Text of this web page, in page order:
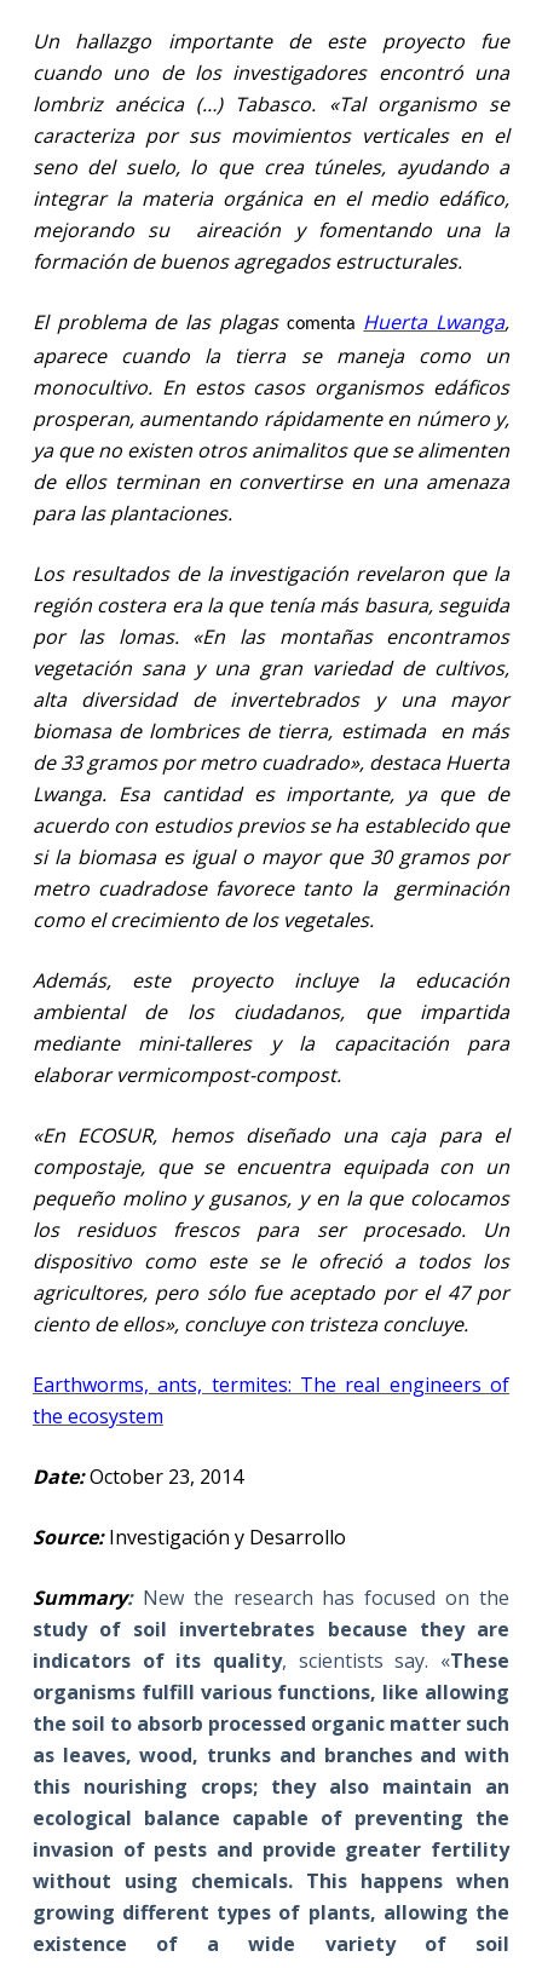
Un hallazgo importante de este proyecto fue
cuando uno de los investigadores encontró una
lombriz anécica (…) Tabasco. «Tal organismo se
caracteriza por sus movimientos verticales en el
seno del suelo, lo que crea túneles, ayudando a
integrar la materia orgánica en el medio edáfico,
mejorando su
aireación y fomentando una la
formación de buenos agregados estructurales.
El problema de las plagascomenta Huerta Lwanga,
aparece cuando la tierra se maneja como un
monocultivo. En estos casos organismos edáficos
prosperan, aumentando rápidamente en número y,
ya que no existen otros animalitos que se alimenten
de ellos terminan en convertirse en una amenaza
para las plantaciones.
Los resultados de la investigación revelaron que la
región costera era la que tenía más basura, seguida
por las lomas. «En las montañas encontramos
vegetación sana y una gran variedad de cultivos,
alta diversidad de invertebrados y una mayor
biomasa de lombrices de tierra, estimada en más
de 33 gramos por metro cuadrado», destaca Huerta
Lwanga. Esa cantidad es importante, ya que de
acuerdo con estudios previos se ha establecido que
si la biomasa es igual o mayor que 30 gramos por
metro cuadradose favorece tanto la
germinación
como el crecimiento de los vegetales.
Además, este proyecto incluye la educación
ambiental de los ciudadanos, que impartida
mediante mini-talleres y la capacitación para
elaborar vermicompost-compost.
«En ECOSUR, hemos diseñado una caja para el
compostaje, que se encuentra equipada con un
pequeño molino y gusanos, y en la que colocamos
los residuos frescos para ser procesado. Un
dispositivo como este se le ofreció a todos los
agricultores, pero sólo fue aceptado por el 47 por
ciento de ellos», concluye con tristeza concluye.
Earthworms, ants, termites: The real engineers of
the ecosystem
Date:October 23, 2014
Source:Investigación y Desarrollo
Summary: New the research has focused on the
study of soil invertebrates because they are
indicators of its quality, scientists say. «These
organisms fulfill various functions, like allowing
the soil to absorb processed organic matter such
as leaves, wood, trunks and branches and with
this nourishing crops; they also maintain an
ecological balance capable of preventing the
invasion of pests and provide greater fertility
without using chemicals. This happens when
growing different types of plants, allowing the
existence of a wide variety of soil